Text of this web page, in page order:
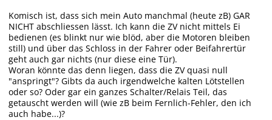
Komisch ist, dass sich mein Auto manchmal (heute zB) GAR
NICHT abschliessen lässt. Ich kann die ZV nicht mittels Ei
bedienen (es blinkt nur wie blöd, aber die Motoren bleiben
still) und über das Schloss in der Fahrer oder Beifahrertür
geht auch gar nichts (nur diese eine Tür).
Woran könnte das denn liegen, dass die ZV quasi null
"anspringt"? Gibts da auch irgendwelche kalten Lötstellen
oder so? Oder gar ein ganzes Schalter/Relais Teil, das
getauscht werden will (wie zB beim Fernlich-Fehler, den ich
auch habe...)?